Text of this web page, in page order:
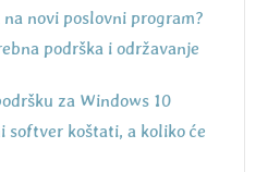
novi poslovni program?
podrška i održavanje
za Windows 10
softver koštati, a koliko će